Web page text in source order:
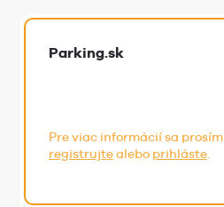
Parking.sk
Pre viac informácií sa prosím
registrujtealebo prihláste